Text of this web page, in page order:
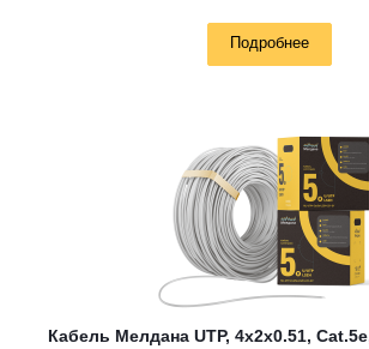
Подробнее
Кабель Мелдана UTP, 4х2х0.51,